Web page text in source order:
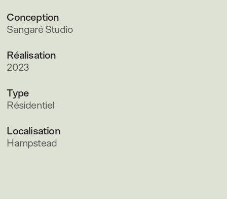
Conception
Sangaré Studio
Réalisation
2023
Type
Résidentiel
Localisation
Hampstead